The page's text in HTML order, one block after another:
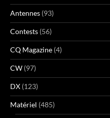
Antennes (93)
Contests (56)
CQ Magazine (4)
CW (97)
DX (123)
Matériel (485)